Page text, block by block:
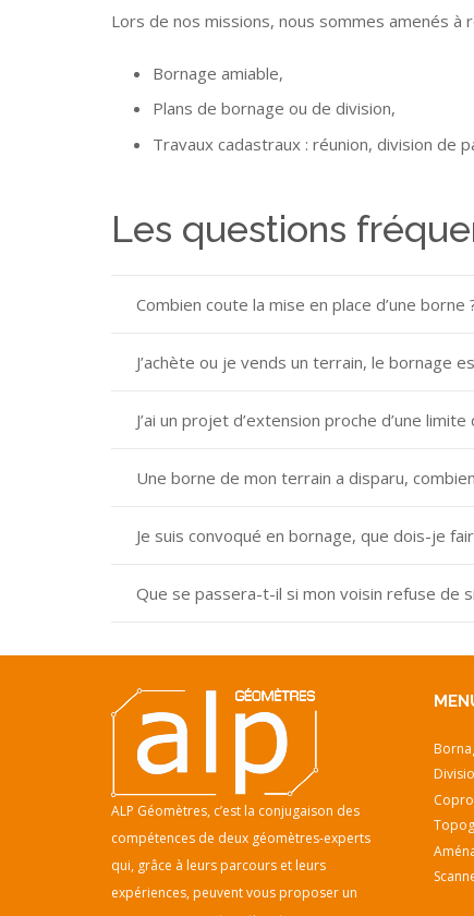
Lors de nos missions, nous sommes amenés à
Bornage amiable,
Plans de bornage ou de division,
Travaux cadastraux : réunion, division de
Les questions
Combien coute la mise en place d’une borne
J’achète ou je vends un terrain, le bornage
J’ai un projet d’extension proche d’une
Une borne de mon terrain a disparu,
Je suis convoqué en bornage, que dois-je
Que se passera-t-il si mon voisin refuse de
ALP Géomètres, c’est la conjugaison des
compétences de deux géomètres-experts
qui, grâce à leurs parcours et leurs
expériences, peuvent vous proposer un